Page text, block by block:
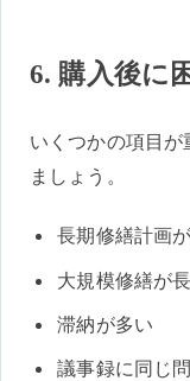
6. 購入後に
いくつかの項目が
ましょう。
長期修繕計画
大規模修繕が
滞納が多い
議事録に同じ